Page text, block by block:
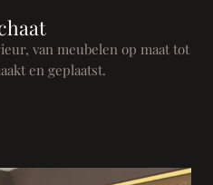
van meubelen op maat tot
en geplaatst.